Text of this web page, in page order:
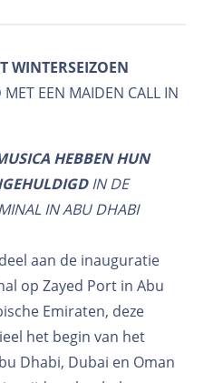
WINTERSEIZOEN
MET EEN MAIDEN CALL IN
HEBBEN HUN
IN DE
IN ABU DHABI
aan de inauguratie
op Zayed Port in Abu
Emiraten, deze
het begin van het
Dhabi, Dubai en Oman